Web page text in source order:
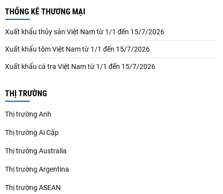
THỐNG KÊ THƯƠNG MẠI
Xuất khẩu thủy sản Việt Nam từ 1/1 đến 15/7/2026
Xuất khẩu tôm Việt Nam từ 1/1 đến 15/7/2026
Xuất khẩu cá tra Việt Nam từ 1/1 đến 15/7/2026
THỊ TRƯỜNG
Thị trường Anh
Thị trường Ai Cập
Thị trường Australia
Thị trường Argentina
Thị trường ASEAN